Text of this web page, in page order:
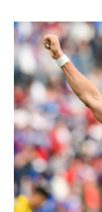
k
p
n